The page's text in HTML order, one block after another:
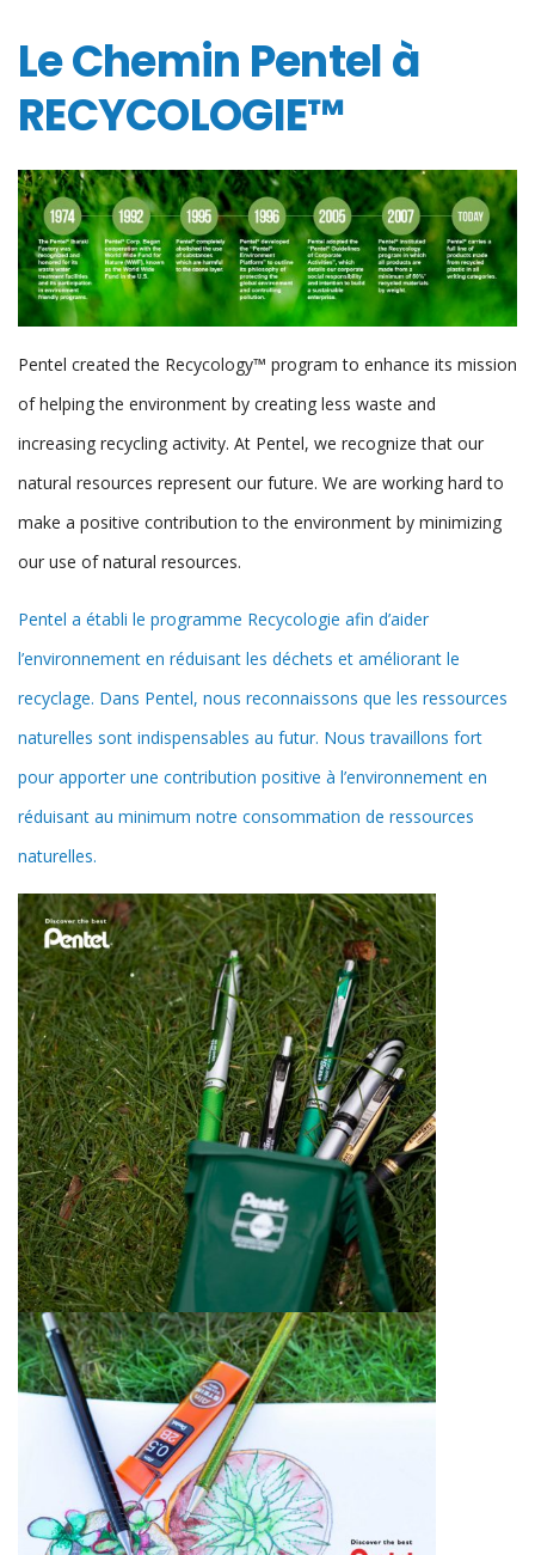
Le Chemin Pentel à
RECYCOLOGIE™
Pentel created the Recycology™ program to enhance its mission
of helping the environment by creating less waste and
increasing recycling activity. At Pentel, we recognize that our
natural resources represent our future. We are working hard to
make a positive contribution to the environment by minimizing
our use of natural resources.
Pentel a établi le programme Recycologie afin d’aider
l’environnement en réduisant les déchets et améliorant le
recyclage. Dans Pentel, nous reconnaissons que les ressources
naturelles sont indispensables au futur. Nous travaillons fort
pour apporter une contribution positive à l’environnement en
réduisant au minimum notre consommation de ressources
naturelles.